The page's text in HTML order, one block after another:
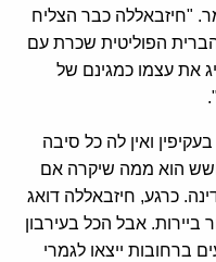
"חיזבאללה כבר הצליח
הפוליטית שכרת עם
את עצמו כמגינם של
ואין לה כל סיבה
הוא ממה שיקרה אם
כרגע, חיזבאללה דואג
ביירות. אבל הכל בעירבון
ברחובות ייצאו לגמרי